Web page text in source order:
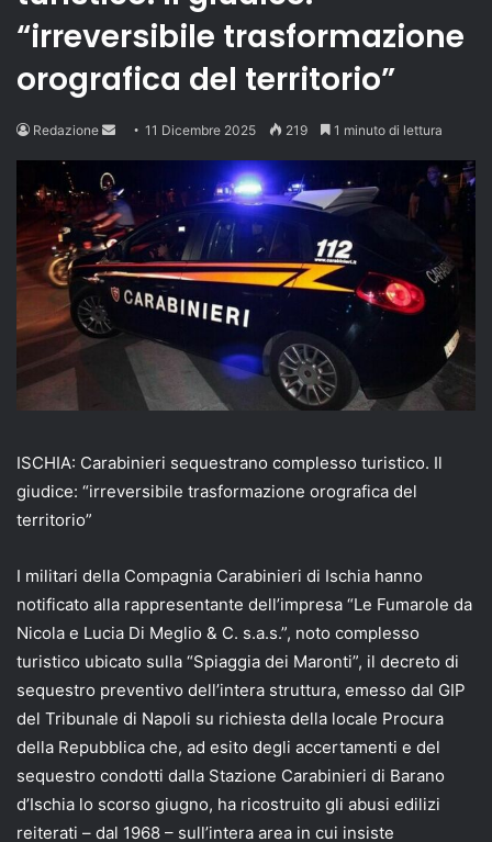
“irreversibile trasformazione
orografica del territorio”
Redazione
Send
email
11 Dicembre 2025 219 1 minuto di lettura
ISCHIA: Carabinieri sequestrano complesso turistico. Il
giudice: “irreversibile trasformazione orografica del
territorio”
I militari della Compagnia Carabinieri di Ischia hanno
notificato alla rappresentante dell’impresa “Le Fumarole da
Nicola e Lucia Di Meglio & C. s.a.s.”, noto complesso
turistico ubicato sulla “Spiaggia dei Maronti”, il decreto di
sequestro preventivo dell’intera struttura, emesso dal GIP
del Tribunale di Napoli su richiesta della locale Procura
della Repubblica che, ad esito degli accertamenti e del
sequestro condotti dalla Stazione Carabinieri di Barano
d’Ischia lo scorso giugno, ha ricostruito gli abusi edilizi
reiterati – dal 1968 – sull’intera area in cui insiste